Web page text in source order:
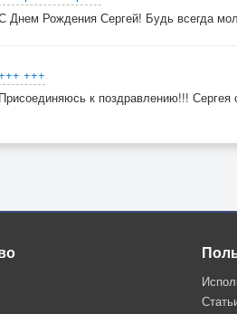
Днем Рождения Сергей! Будь всегда
+++
Присоединяюсь к поздравлению!!! Сергея